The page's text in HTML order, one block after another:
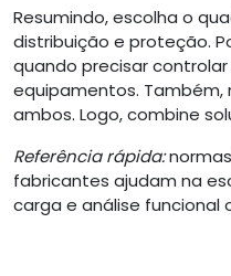
Resumindo, escolha o
distribuição e proteção.
quando precisar
equipamentos.
ambos. Logo, combine
Referência rápida:
fabricantes ajudam na
carga e análise funcional